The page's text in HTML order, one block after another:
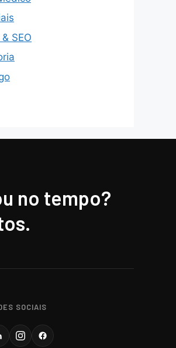
SEO
no tempo?
SOCIAIS